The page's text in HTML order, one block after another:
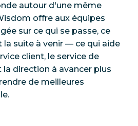
autour d'une même
offre aux équipes
sur ce qui se passe, ce
la suite à venir — ce qui aide
client, le service de
direction à avancer plus
de meilleures